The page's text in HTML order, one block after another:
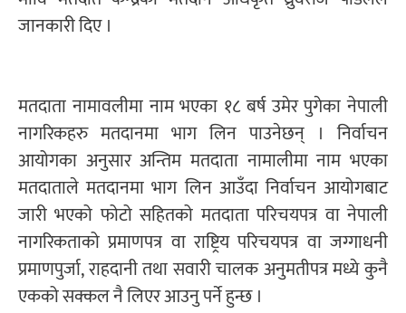
जानकारी दिए ।
मतदाता नामावलीमा नाम भएका १८ बर्ष उमेर पुगेका नेपाली
नागरिकहरु मतदानमा भाग लिन पाउनेछन् । निर्वाचन
आयोगका अनुसार अन्तिम मतदाता नामालीमा नाम भएका
मतदाताले मतदानमा भाग लिन आउँदा निर्वाचन आयोगबाट
जारी भएको फोटो सहितको मतदाता परिचयपत्र वा नेपाली
नागरिकताको प्रमाणपत्र वा राष्ट्रिय परिचयपत्र वा जग्गाधनी
प्रमाणपुर्जा, राहदानी तथा सवारी चालक अनुमतीपत्र मध्ये कुनै
एकको सक्कल नै लिएर आउनु पर्ने हुन्छ ।